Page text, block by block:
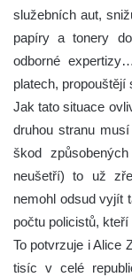
služebních aut,
papíry a tonery
odborné
platech,
Jak tato situace
druhou stranu
škod
neušetří) to už
nemohl odsud vyjít
počtu policistů,
To potvrzuje i Alice
tisíc v celé